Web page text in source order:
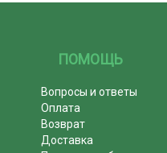
ПОМОЩЬ
Вопросы и ответы
Оплата
Возврат
Доставка